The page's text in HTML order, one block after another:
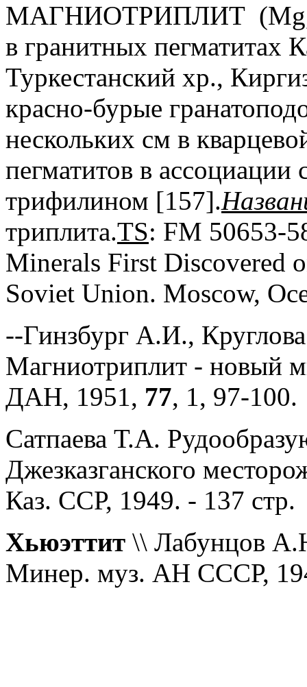
МАГНИОТРИПЛИТ
в гранитных пегматитах
Туркестанский хр.,
красно-бурые
нескольких см в
пегматитов в
трифилином [157].
триплита.TS: FM 50653-
Minerals First Discovered
Soviet Union. Moscow,
--Гинзбург А.И.,
Магниотриплит - новый
ДАН, 1951, 77, 1, 97-100.
Сатпаева Т.А.
Джезказганского
Каз. ССР, 1949. - 137 стр.
Хьюэттит \\ Лабунцов
Минер. муз. АН СССР,